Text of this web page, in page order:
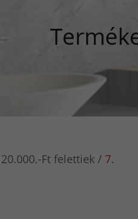
20.000.-Ft felettiek 7.